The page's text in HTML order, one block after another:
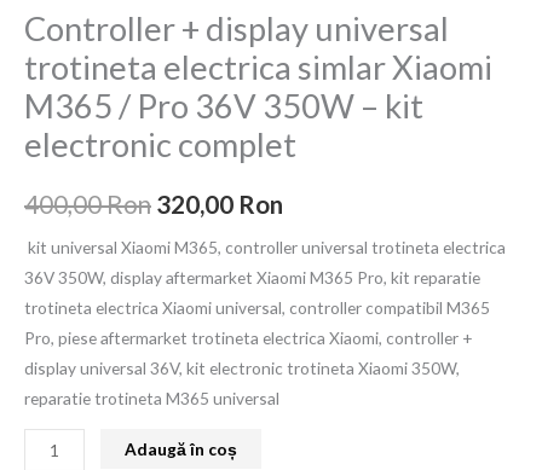
Controller + display universal
trotineta electrica simlar Xiaomi
M365 / Pro 36V 350W – kit
electronic complet
400,00Ron 320,00 Ron
kit universal Xiaomi M365, controller universal trotineta electrica
36V 350W, display aftermarket Xiaomi M365 Pro, kit reparatie
trotineta electrica Xiaomi universal, controller compatibil M365
Pro, piese aftermarket trotineta electrica Xiaomi, controller +
display universal 36V, kit electronic trotineta Xiaomi 350W,
reparatie trotineta M365 universal
kit
electronic
complet
Adaugă în coș